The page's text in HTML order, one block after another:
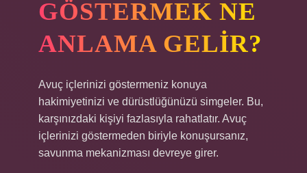
GÖSTERMEK NE
ANLAMA GELIR?
Avuç içlerinizi göstermeniz konuya
hakimiyetinizi ve dürüstlüğünüzü simgeler. Bu,
karşınızdaki kişiyi fazlasıyla rahatlatır. Avuç
içlerinizi göstermeden biriyle konuşursanız,
savunma mekanizması devreye girer.